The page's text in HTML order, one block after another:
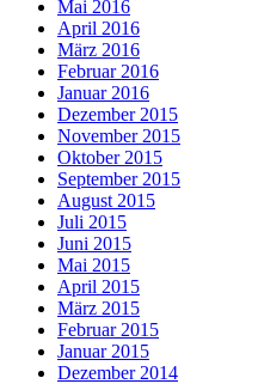
Mai 2016
April 2016
März 2016
Februar 2016
Januar 2016
Dezember 2015
November 2015
Oktober 2015
September 2015
August 2015
Juli 2015
Juni 2015
Mai 2015
April 2015
März 2015
Februar 2015
Januar 2015
Dezember 2014